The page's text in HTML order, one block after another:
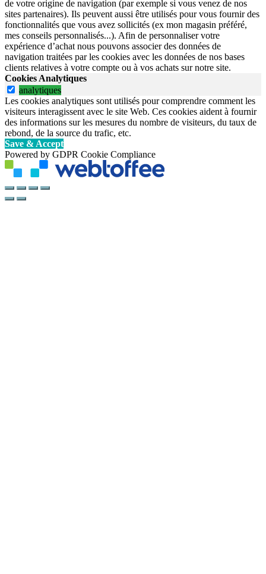
de votre origine de navigation (par exemple si vous venez de nos
sites partenaires). Ils peuvent aussi être utilisés pour vous fournir des
fonctionnalités que vous avez sollicités (ex mon magasin préféré,
mes conseils personnalisés...). Afin de personnaliser votre
expérience d’achat nous pouvons associer des données de
navigation traitées par les cookies avec les données de nos bases
clients relatives à votre compte ou à vos achats sur notre site.
Cookies Analytiques
analytiques
Les cookies analytiques sont utilisés pour comprendre comment les
visiteurs interagissent avec le site Web. Ces cookies aident à fournir
des informations sur les mesures du nombre de visiteurs, du taux de
rebond, de la source du trafic, etc.
Save & Accept
Powered by GDPR Cookie Compliance